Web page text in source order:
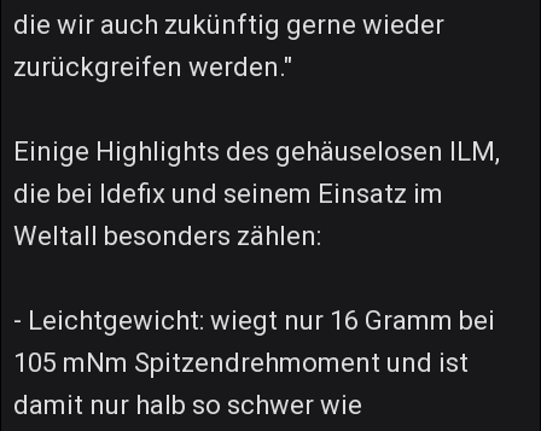
die wir auch zukünftig gerne wieder
zurückgreifen werden."
Einige Highlights des gehäuselosen ILM,
die bei Idefix und seinem Einsatz im
Weltall besonders zählen:
- Leichtgewicht: wiegt nur 16 Gramm bei
105 mNm Spitzendrehmoment und ist
damit nur halb so schwer wie